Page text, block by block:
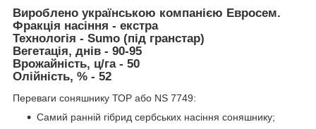
Вироблено українською компанією Евросем.
Фракція насіння - екстра
Технологія - Sumo (під гранстар)
Вегетація, днів - 90-95
Врожайність, ц/га - 50
Олійність, % - 52
Переваги соняшнику ТОР або NS 7749:
Самий ранній гібрид сербських насіння соняшнику;